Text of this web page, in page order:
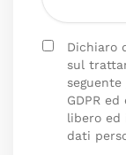
Dichiaro
sul
seguente
GDPR
libero ed
dati